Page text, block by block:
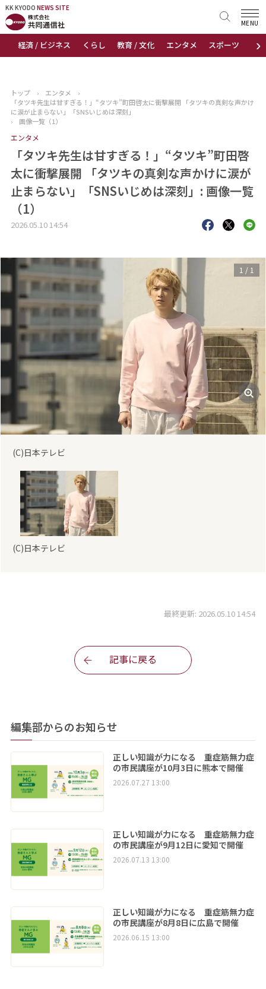
KK KYODO NEWS SITE
›
経済 / ビジネス くらし 教育 / 文化 エンタメ スポーツ 地域
MENU
KK KYODONEWS SITE
トップページ
ニュース
おすすめコンテンツ
出版物
会社概要
トップ › エンタメ
›
「タツキ先生は甘すぎる！」“タツキ”町田啓太に衝撃展開 「タツキの真剣な声かけ
に涙が止まらない」「SNSいじめは深刻」
›
画像一覧（1）
エンタメ
「タツキ先生は甘すぎる！」“タツキ”町田啓
太に衝撃展開 「タツキの真剣な声かけに涙が
止まらない」「SNSいじめは深刻」: 画像一覧
（1）
2026.05.10 14:54
(C)日本テレビ
1 / 1
(C)日本テレビ
最終更新: 2026.05.10 14:54
記事に戻る
編集部からのお知らせ
正しい知識が力になる 重症筋無力症
の市民講座が10月3日に熊本で開催
2026.07.27 13:00
正しい知識が力になる 重症筋無力症
の市民講座が9月12日に愛知で開催
2026.07.13 13:00
正しい知識が力になる 重症筋無力症
の市民講座が8月8日に広島で開催
2026.06.15 13:00